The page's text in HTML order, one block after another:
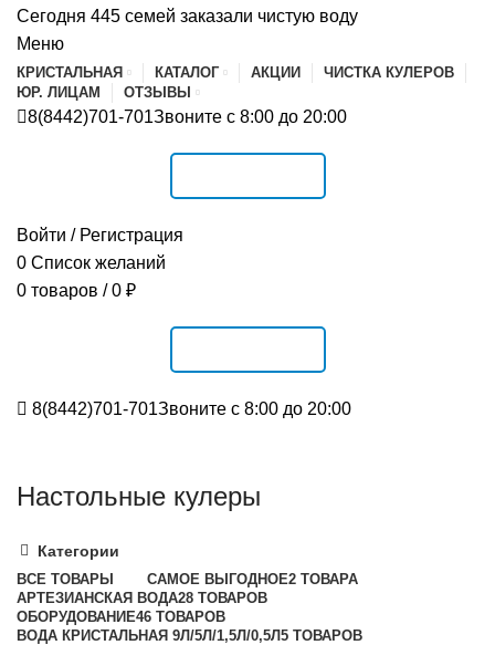
Сегодня 445 семей заказали чистую воду
Меню
КРИСТАЛЬНАЯ КАТАЛОГ АКЦИИ
ЧИСТКА КУЛЕРОВ
ЮР. ЛИЦАМ
ОТЗЫВЫ
8(8442)701-701Звоните с 8:00 до 20:00
Войти / Регистрация
0 Список желаний
0 товаров / 0 ₽
8(8442)701-701Звоните с 8:00 до 20:00
Настольные кулеры
Категории
ВСЕ ТОВАРЫ САМОЕ ВЫГОДНОЕ2 ТОВАРА
АРТЕЗИАНСКАЯ ВОДА28 ТОВАРОВ
ОБОРУДОВАНИЕ46 ТОВАРОВ
ВОДА КРИСТАЛЬНАЯ 9Л/5Л/1,5Л/0,5Л5 ТОВАРОВ